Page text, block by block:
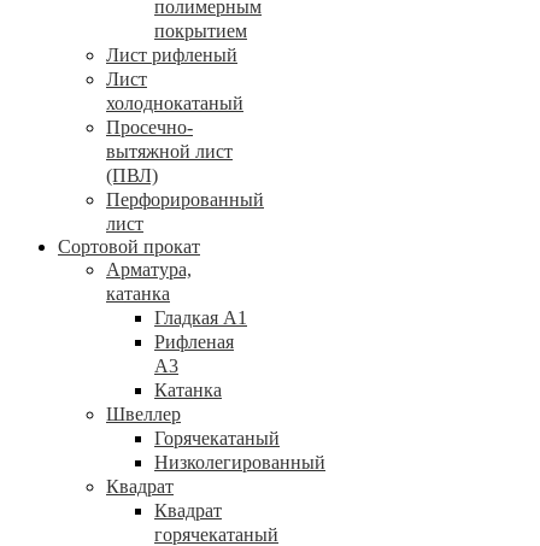
полимерным
покрытием
Лист рифленый
Лист
холоднокатаный
Просечно-
вытяжной лист
(ПВЛ)
Перфорированный
лист
Сортовой прокат
Арматура,
катанка
Гладкая А1
Рифленая
А3
Катанка
Швеллер
Горячекатаный
Низколегированный
Квадрат
Квадрат
горячекатаный